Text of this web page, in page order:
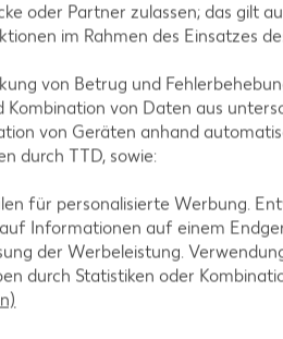
oder Partner zulassen; das gilt
im Rahmen des Einsatzes
von Betrug und
von Daten aus
von Geräten anhand
durch TTD, sowie:
für personalisierte Werbung.
Informationen auf einem
der Werbeleistung.
durch Statistiken oder